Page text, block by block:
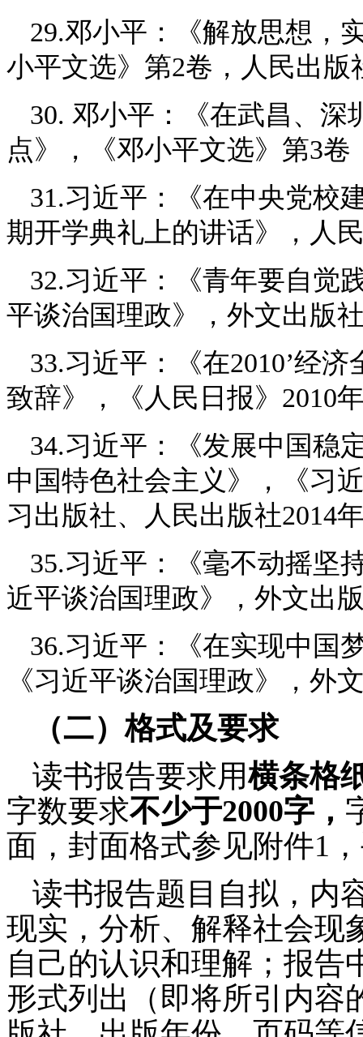
29.邓小平：《解放思想，
小平文选》第2卷，人民出版
30. 邓小平：《在武昌、
点》，《邓小平文选》第3卷
31.习近平：《在中央党校
期开学典礼上的讲话》，人
32.习近平：《青年要自觉
平谈治国理政》，外文出版
33.习近平：《在2010’经
致辞》，《人民日报》2010
34.习近平：《发展中国
中国特色社会主义》，《习
习出版社、人民出版社2014
35.习近平：《毫不动摇坚
近平谈治国理政》，外文出
36.习近平：《在实现中国
《习近平谈治国理政》，外
（二）格式及要求
读书报告要求用横条格
字数要求不少于2000字，
面， 封面格式参见附件1
读书报告题目自拟，内
现实，分析、解释社会现
自己的认识和理解；报告
形式列出（即将所引内容